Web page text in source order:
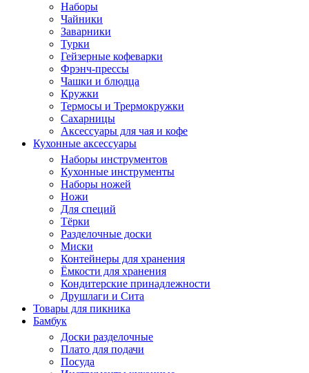
Наборы
Чайники
Заварники
Турки
Гейзерные кофеварки
Фрэнч-прессы
Чашки и блюдца
Кружки
Термосы и Трермокружки
Сахарницы
Аксессуары для чая и кофе
Кухонные аксессуары
Наборы инструментов
Кухонные инструменты
Наборы ножей
Ножи
Для специй
Тёрки
Разделочные доски
Миски
Контейнеры для хранения
Ёмкости для хранения
Кондитерские принадлежности
Друшлаги и Сита
Товары для пикника
Бамбук
Доски разделочные
Плато для подачи
Посуда